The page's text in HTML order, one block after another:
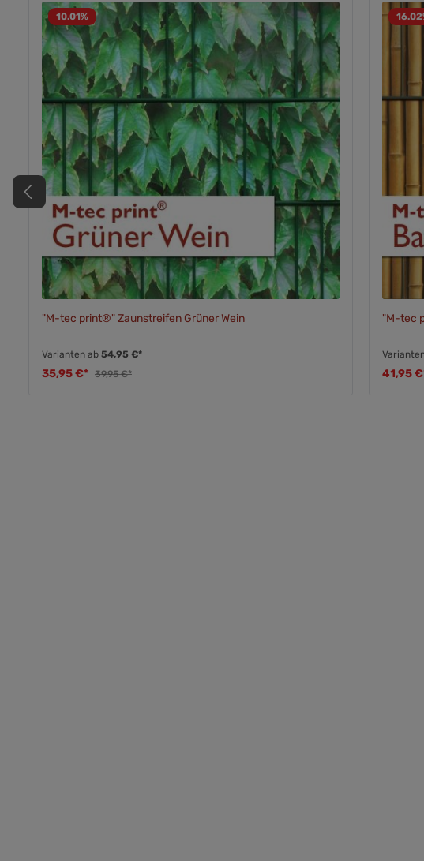
10.01%
"M-tec print®" Zaunstreifen Grüner Wein
Varianten ab54,95 €*
35,95 €* 39,95 €*
16.02
"M-tec
41,95